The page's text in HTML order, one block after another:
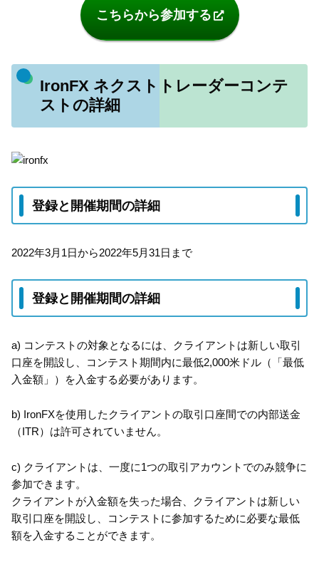
こちらから参加する
IronFX ネクストトレーダーコンテ
ストの詳細
登録と開催期間の詳細
2022年3月1日から2022年5月31日まで
登録と開催期間の詳細
a) コンテストの対象となるには、クライアントは新しい取引
口座を開設し、コンテスト期間内に最低2,000米ドル（「最低
入金額」）を入金する必要があります。
b) IronFXを使用したクライアントの取引口座間での内部送金
（ITR）は許可されていません。
c) クライアントは、一度に1つの取引アカウントでのみ競争に
参加できます。
クライアントが入金額を失った場合、クライアントは新しい
取引口座を開設し、コンテストに参加するために必要な最低
額を入金することができます。